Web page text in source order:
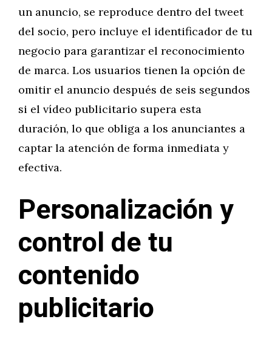
un anuncio, se reproduce dentro del tweet
del socio, pero incluye el identificador de tu
negocio para garantizar el reconocimiento
de marca. Los usuarios tienen la opción de
omitir el anuncio después de seis segundos
si el vídeo publicitario supera esta
duración, lo que obliga a los anunciantes a
captar la atención de forma inmediata y
efectiva.
Personalización y
control de tu
contenido
publicitario